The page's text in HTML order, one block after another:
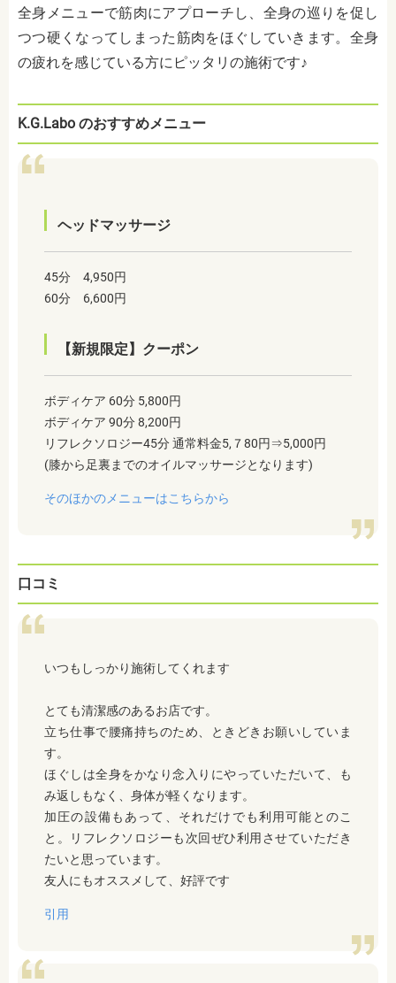
全身メニューで筋肉にアプローチし、全身の巡りを促し
つつ硬くなってしまった筋肉をほぐしていきます。全身
の疲れを感じている方にピッタリの施術です♪
K.G.Labo のおすすめメニュー
ヘッドマッサージ
45分 4,950円
60分 6,600円
【新規限定】クーポン
ボディケア 60分 5,800円
ボディケア 90分 8,200円
リフレクソロジー45分 通常料金5,７80円⇒5,000円
(膝から足裏までのオイルマッサージとなります)
そのほかのメニューはこちらから
口コミ
いつもしっかり施術してくれます
とても清潔感のあるお店です。
立ち仕事で腰痛持ちのため、ときどきお願いしていま
す。
ほぐしは全身をかなり念入りにやっていただいて、も
み返しもなく、身体が軽くなります。
加圧の設備もあって、それだけでも利用可能とのこ
と。リフレクソロジーも次回ぜひ利用させていただき
たいと思っています。
友人にもオススメして、好評です
引用